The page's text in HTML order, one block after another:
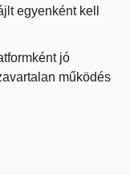
egyenként kell
jó
működés